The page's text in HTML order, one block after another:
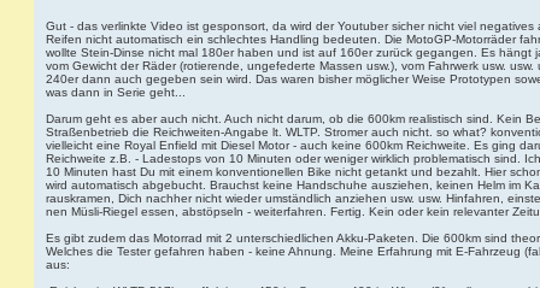
i
t
r
a
g
Gut - das verlinkte Video ist gesponsort, da wird der Youtuber sicher nicht viel
Reifen nicht automatisch ein schlechtes Handling bedeuten. Die MotoGP-Motorräder
wollte Stein-Dinse nicht mal 180er haben und ist auf 160er zurück gegangen. Es hängt
vom Gewicht der Räder (rotierende, ungefederte Massen usw.), vom Fahrwerk usw.
240er dann auch gegeben sein wird. Das waren bisher möglicher Weise Prototypen
was dann in Serie geht...
Darum geht es aber auch nicht. Auch nicht darum, ob die 600km realistisch sind. Kein
Straßenbetrieb die Reichweiten-Angabe lt. WLTP. Stromer auch nicht. so what?
vielleicht eine Royal Enfield mit Diesel Motor - auch keine 600km Reichweite. Es ging
Reichweite z.B. - Ladestops von 10 Minuten oder weniger wirklich problematisch sind.
10 Minuten hast Du mit einem konventionellen Bike nicht getankt und bezahlt. Hier
wird automatisch abgebucht. Brauchst keine Handschuhe ausziehen, keinen Helm im
rauskramen, Dich nachher nicht wieder umständlich anziehen usw. usw. Hinfahren,
nen Müsli-Riegel essen, abstöpseln - weiterfahren. Fertig. Kein oder kein relevanter
Es gibt zudem das Motorrad mit 2 unterschiedlichen Akku-Paketen. Die 600km sind
Welches die Tester gefahren haben - keine Ahnung. Meine Erfahrung mit E-Fahrzeug
aus: